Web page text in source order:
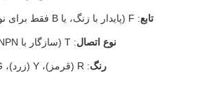
تابع: F (پایدار با زنگ، یا B فقط برای نور ثابت)
نوع اتصال: T (سازگار با PNP&NPN)
رنگ: R (قرمز)، Y (زرد)، G (سبز)